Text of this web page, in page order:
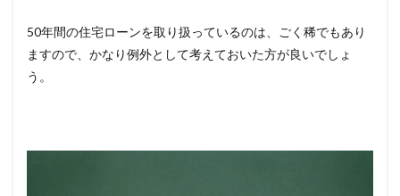
10.4
au住宅
50年間の住宅ローンを取り扱っているのは、ごく稀でもあり
ますので、かなり例外として考えておいた方が良いでしょ
う。